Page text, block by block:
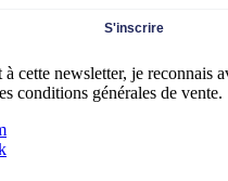
S'inscrire
cette newsletter, je reconnais
conditions générales de vente.